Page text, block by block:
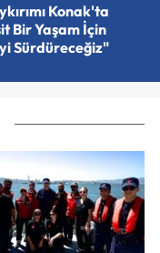
Konak'ta
Bir Yaşam İçin
Sürdüreceğiz"